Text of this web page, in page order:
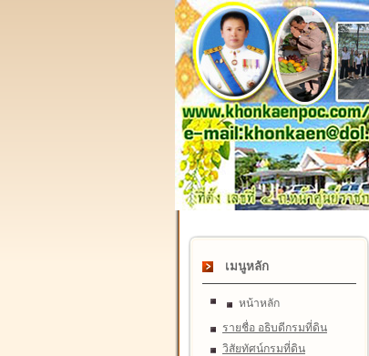
เมนูหลัก
หน้าหลัก
รายชื่อ อธิบดีกรมที่ดิน
วิสัยทัศน์กรมที่ดิน